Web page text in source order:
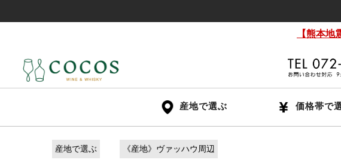
【熊本地
産地で選ぶ 価格帯で
産地で選ぶ 《産地》ヴァッハウ周辺